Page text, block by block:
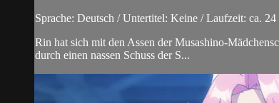
Sprache: Deutsch / Untertitel: Keine / Laufzeit: ca.
Rin hat sich mit den Assen der Musashino-
durch einen nassen Schuss der S...